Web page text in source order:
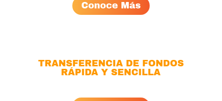
Conoce Más
TRANSFERENCIA DE FONDOS
RÁPIDA Y SENCILLA